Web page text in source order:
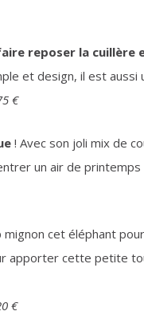
reposer la cuillère
et design, il est aussi
€
! Avec son joli mix de
un air de printemps
mignon cet éléphant
apporter cette petite
€